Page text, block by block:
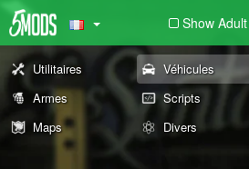
Show Adult
Utilitaires Véhicules
Armes
Scripts
Maps
Divers